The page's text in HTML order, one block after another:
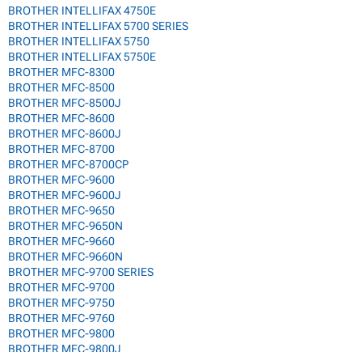
BROTHER INTELLIFAX 4750E
BROTHER INTELLIFAX 5700 SERIES
BROTHER INTELLIFAX 5750
BROTHER INTELLIFAX 5750E
BROTHER MFC-8300
BROTHER MFC-8500
BROTHER MFC-8500J
BROTHER MFC-8600
BROTHER MFC-8600J
BROTHER MFC-8700
BROTHER MFC-8700CP
BROTHER MFC-9600
BROTHER MFC-9600J
BROTHER MFC-9650
BROTHER MFC-9650N
BROTHER MFC-9660
BROTHER MFC-9660N
BROTHER MFC-9700 SERIES
BROTHER MFC-9700
BROTHER MFC-9750
BROTHER MFC-9760
BROTHER MFC-9800
BROTHER MFC-9800J